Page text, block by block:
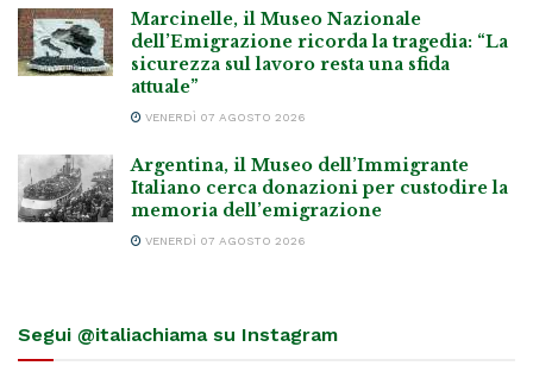
Marcinelle, il Museo Nazionale
dell’Emigrazione ricorda la tragedia: “La
sicurezza sul lavoro resta una sfida
attuale”
VENERDÌ 07 AGOSTO 2026
Argentina, il Museo dell’Immigrante
Italiano cerca donazioni per custodire la
memoria dell’emigrazione
VENERDÌ 07 AGOSTO 2026
Segui @italiachiama su Instagram